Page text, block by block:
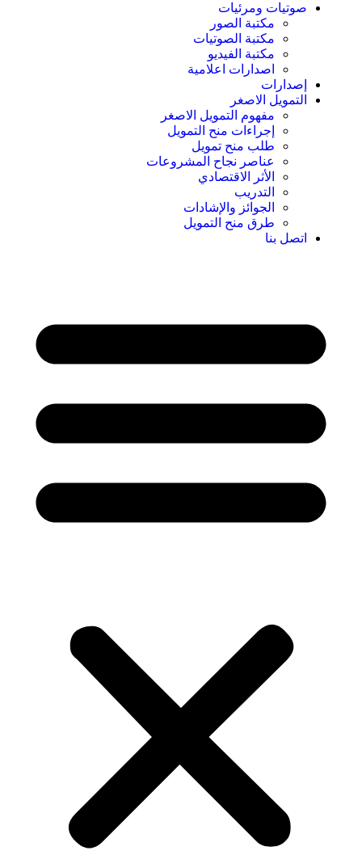
صوتيات ومرئيات
مكتبة الصور
مكتبة الصوتيات
مكتبة الفيديو
اصدارات اعلامية
إصدارات
التمويل الاصغر
مفهوم التمويل الاصغر
إجراءات منح التمويل
طلب منح تمويل
عناصر نجاح المشروعات
الأثر الاقتصادي
التدريب
الجوائز والإشادات
طرق منح التمويل
اتصل بنا